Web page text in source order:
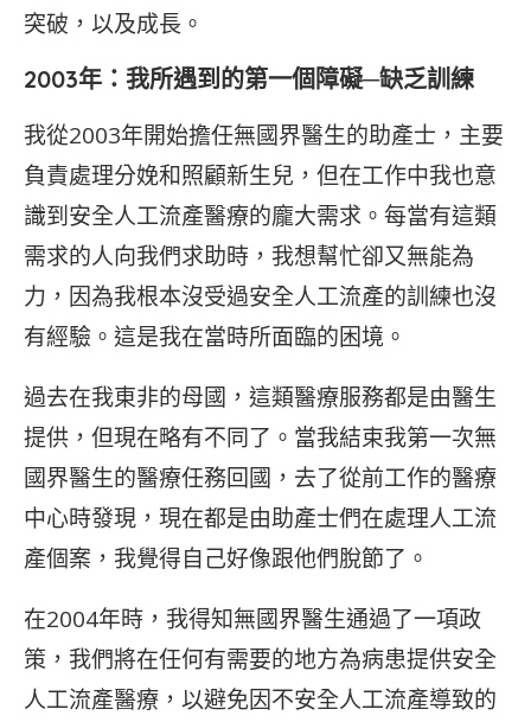
突破，以及成長。
2003年：我所遇到的第一個障礙─缺乏訓練
我從2003年開始擔任無國界醫生的助產士，主要
負責處理分娩和照顧新生兒，但在工作中我也意
識到安全人工流產醫療的龐大需求。每當有這類
需求的人向我們求助時，我想幫忙卻又無能為
力，因為我根本沒受過安全人工流產的訓練也沒
有經驗。這是我在當時所面臨的困境。
過去在我東非的母國，這類醫療服務都是由醫生
提供，但現在略有不同了。當我結束我第一次無
國界醫生的醫療任務回國，去了從前工作的醫療
中心時發現，現在都是由助產士們在處理人工流
產個案，我覺得自己好像跟他們脫節了。
在2004年時，我得知無國界醫生通過了一項政
策，我們將在任何有需要的地方為病患提供安全
人工流產醫療，以避免因不安全人工流產導致的